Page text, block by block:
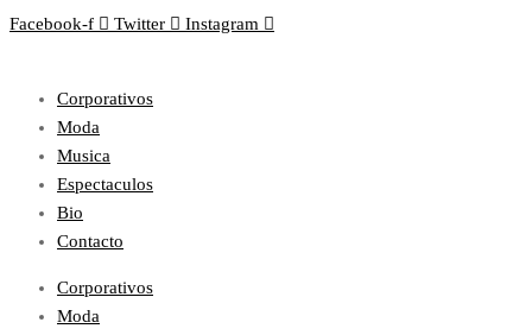
Facebook-f Twitter Instagram
Corporativos
Moda
Musica
Espectaculos
Bio
Contacto
Corporativos
Moda